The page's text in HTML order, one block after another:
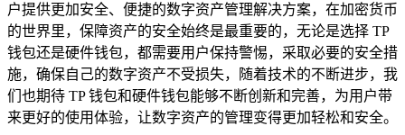
户提供更加安全、便捷的数字资产管理解决方案，在加密货币
的世界里，保障资产的安全始终是最重要的，无论是选择 TP
钱包还是硬件钱包，都需要用户保持警惕，采取必要的安全措
施，确保自己的数字资产不受损失，随着技术的不断进步，我
们也期待 TP 钱包和硬件钱包能够不断创新和完善，为用户带
来更好的使用体验，让数字资产的管理变得更加轻松和安全。